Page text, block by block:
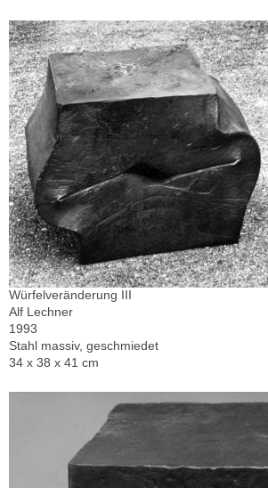
Würfelveränderung III
Alf Lechner
1993
Stahl massiv, geschmiedet
34 x 38 x 41 cm